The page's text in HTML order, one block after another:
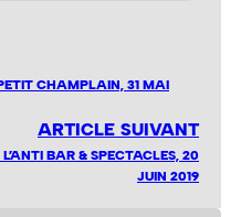
CHAMPLAIN, 31 MAI
ARTICLE SUIVANT
BAR & SPECTACLES, 20
JUIN 2019